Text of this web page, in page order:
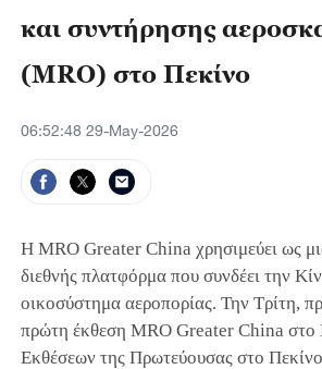
και συντήρησης
(MRO) στο Πεκίνο
06:52:48 29-May-2026
Η MRO Greater China χρησιμεύει ως
διεθνής πλατφόρμα που συνδέει την
οικοσύστημα αεροπορίας. Την Τρίτη,
πρώτη έκθεση MRO Greater China στο
Εκθέσεων της Πρωτεύουσας στο